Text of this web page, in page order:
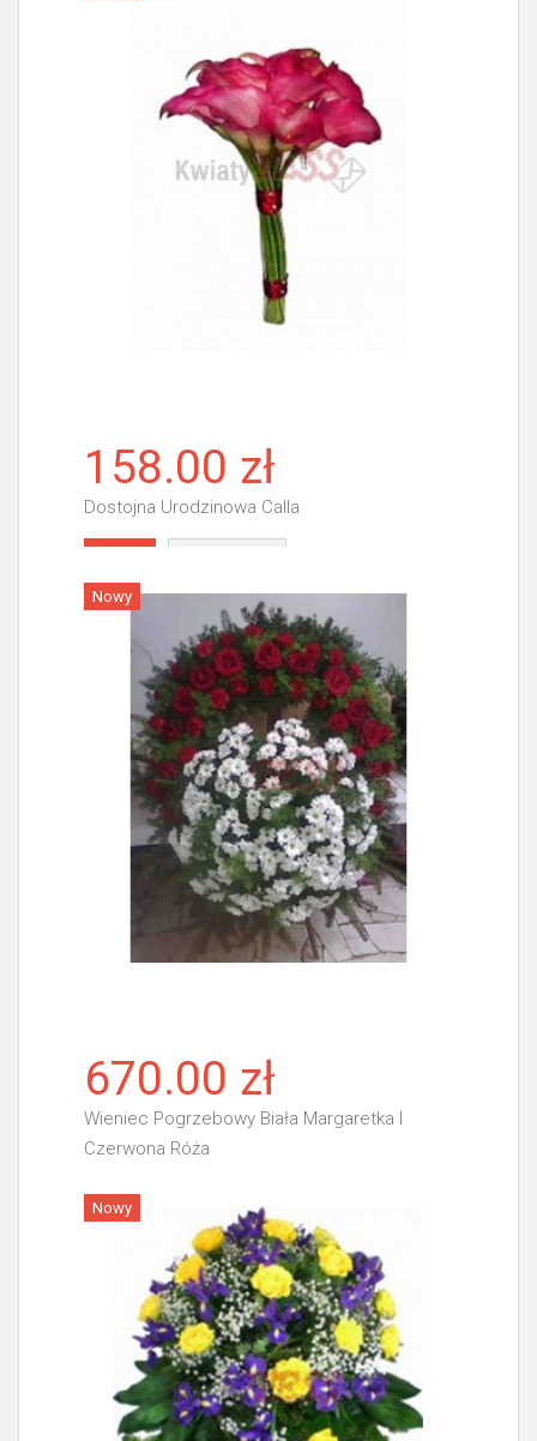
158.00 zł
Dostojna Urodzinowa Calla
Nowy
670.00 zł
Wieniec Pogrzebowy Biała Margaretka I
Czerwona Róża
Więcej
Nowy